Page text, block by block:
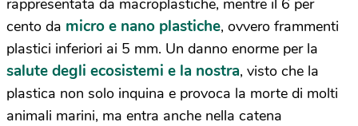
rappresentata da macroplastiche, mentre il 6 per
cento da micro e nano plastiche, ovvero frammenti
plastici inferiori ai 5 mm. Un danno enorme per la
salute degli ecosistemi e la nostra, visto che la
plastica non solo inquina e provoca la morte di molti
animali marini, ma entra anche nella catena